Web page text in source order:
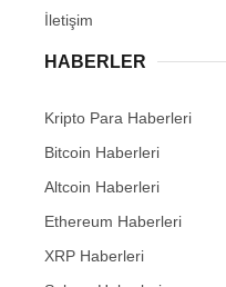
İletişim
HABERLER
Kripto Para Haberleri
Bitcoin Haberleri
Altcoin Haberleri
Ethereum Haberleri
XRP Haberleri